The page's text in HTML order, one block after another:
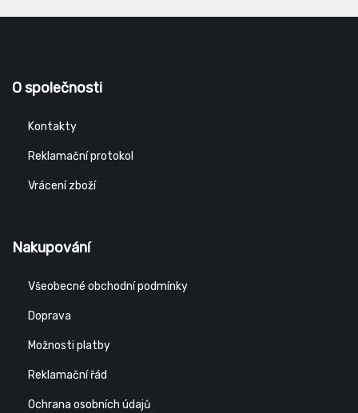
O společnosti
Kontakty
Reklamační protokol
Vrácení zboží
Nakupování
Všeobecné obchodní podmínky
Doprava
Možnosti platby
Reklamační řád
Ochrana osobních údajů